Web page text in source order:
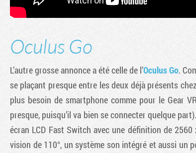
Oculus Go
L’autre grosse annonce a été celle de l’Oculus Go.
se plaçant presque entre les deux déjà présents
plus besoin de smartphone comme pour le Gear
presque, puisqu’il va bien se connecter quelque
écran LCD Fast Switch avec une définition de
vision de 110°, un système son intégré et aussi un